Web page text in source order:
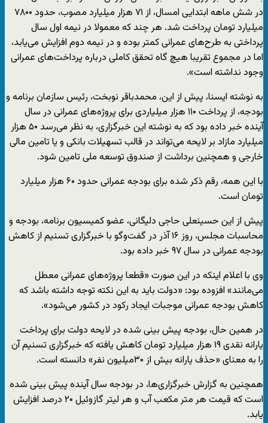
در شش ماهه ابتدایی امسال، از ۷۱ هزار میلیارد مصوب، حدود ۷۸۰۰
میلیارد تومان پرداخت شد. هر چند که معمولا در نیمه اول سال
پرداختی به طرح‌های عمرانی کمتر بوده و در نیمه دوم افزایش می‌یابد،
اما در مجموع تقریبا هیچ گاه تحقق کاملی درباره پرداخت‌های عمرانی
وجود نداشته است».
به نوشته ایسنا، پیش از این،‌ محمدباقر نوبخت، رئیس سازمان برنامه و
بودجه، از پرداخت ۱۱۰ هزار میلیاردی برای پروژه‌های عمرانی در سال
آینده خبر داده بود که به نوشته این خبرگزاری، به نظر می‌رسد ۵۰ هزار
میلیارد مازاد بر لایحه می‌تواند در قالب تسهیلات بانکی و یا تامین مالی
خارجی و همچنین برداشت از صندوق توسعه ملی تامین شود.
با این همه،‌ رقم ذکر شده برای بودجه عمرانی حدود ۶۰ هزار میلیارد
تومان است.
پیش از این حسینعلی حاجی دلیگانی، عضو کمیسیون برنامه، بودجه و
محاسبات مجلس،‌ روز ۱۶ آذر در گفت‌وگو با خبرگزاری تسنیم از کاهش
بودجه عمرانی در سال ۹۷ خبر داده بود.
وی با اعلام اینکه در این صورت «قطعا پروژه‌های عمرانی معطل
می‌مانند»‌ افزوده بود: «دولت باید به این نکته توجه داشته باشد که
کاهش بودجه عمرانی موجبات ایجاد رکود در کشور می‌شود»‌.‌
در همین حال،‌ بودجه پیش بینی شده در لایحه دولت برای پرداخت
یارانه نقدی ۱۹ هزار میلیارد تومان کاهش یافته که خبرگزاری تسنیم آن
را به معنای «حذف یارانه بیش از ۳۰میلیون نفر» دانسته است.
همچنین به گزارش خبرگزاری‌ها، در بودجه سال آینده پیش بینی شده
است که قیمت هر متر مکعب آب و هر لیتر گازوئیل ۲۰ درصد افزایش
یابد.